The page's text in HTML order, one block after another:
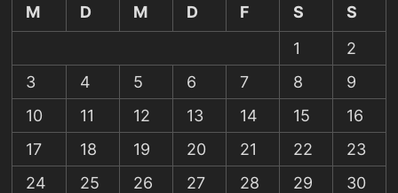
M
D M D F S
S
1
2
3
4 5 6 7 8
9
10
11 12 13 14 15
16
17
18 19 20 21 22
23
24
25 26 27 28 29
30